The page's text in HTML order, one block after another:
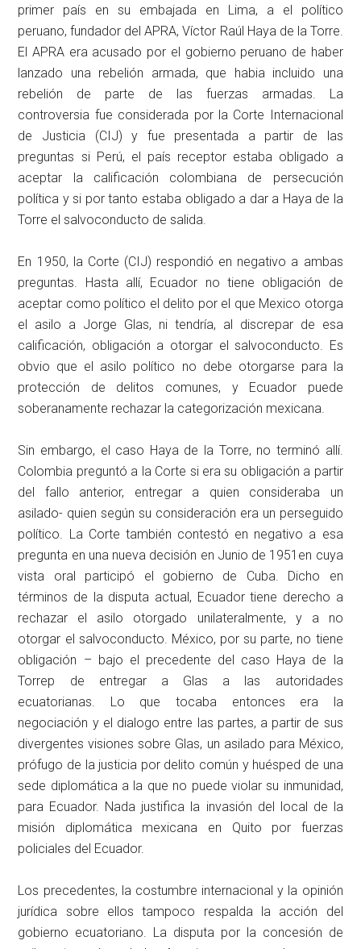
primer país en su embajada en Lima, a el político
peruano, fundador del APRA, Víctor Raúl Haya de la Torre.
El APRA era acusado por el gobierno peruano de haber
lanzado una rebelión armada, que habia incluido una
rebelión de parte de las fuerzas armadas. La
controversia fue considerada por la Corte Internacional
de Justicia (CIJ) y fue presentada a partir de las
preguntas si Perú, el país receptor estaba obligado a
aceptar la calificación colombiana de persecución
política y si por tanto estaba obligado a dar a Haya de la
Torre el salvoconducto de salida.
En 1950, la Corte (CIJ) respondió en negativo a ambas
preguntas. Hasta allí, Ecuador no tiene obligación de
aceptar como político el delito por el que Mexico otorga
el asilo a Jorge Glas, ni tendría, al discrepar de esa
calificación, obligación a otorgar el salvoconducto. Es
obvio que el asilo político no debe otorgarse para la
protección de delitos comunes, y Ecuador puede
soberanamente rechazar la categorización mexicana.
Sin embargo, el caso Haya de la Torre, no terminó allí.
Colombia preguntó a la Corte si era su obligación a partir
del fallo anterior, entregar a quien consideraba un
asilado- quien según su consideración era un perseguido
político. La Corte también contestó en negativo a esa
pregunta en una nueva decisión en Junio de 1951en cuya
vista oral participó el gobierno de Cuba. Dicho en
términos de la disputa actual, Ecuador tiene derecho a
rechazar el asilo otorgado unilateralmente, y a no
otorgar el salvoconducto. México, por su parte, no tiene
obligación – bajo el precedente del caso Haya de la
Torrep de entregar a Glas a las autoridades
ecuatorianas. Lo que tocaba entonces era la
negociación y el dialogo entre las partes, a partir de sus
divergentes visiones sobre Glas, un asilado para México,
prófugo de la justicia por delito común y huésped de una
sede diplomática a la que no puede violar su inmunidad,
para Ecuador. Nada justifica la invasión del local de la
misión diplomática mexicana en Quito por fuerzas
policiales del Ecuador.
Los precedentes, la costumbre internacional y la opinión
jurídica sobre ellos tampoco respalda la acción del
gobierno ecuatoriano. La disputa por la concesión de